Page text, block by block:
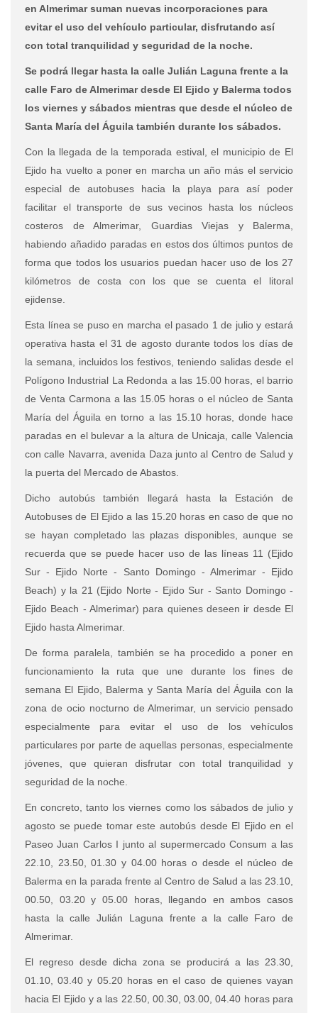
en Almerimar suman nuevas incorporaciones para
evitar el uso del vehículo particular, disfrutando así
con total tranquilidad y seguridad de la noche.
Se podrá llegar hasta la calle Julián Laguna frente a la
calle Faro de Almerimar desde El Ejido y Balerma todos
los viernes y sábados mientras que desde el núcleo de
Santa María del Águila también durante los sábados.
Con la llegada de la temporada estival, el municipio de El
Ejido ha vuelto a poner en marcha un año más el servicio
especial de autobuses hacia la playa para así poder
facilitar el transporte de sus vecinos hasta los núcleos
costeros de Almerimar, Guardias Viejas y Balerma,
habiendo añadido paradas en estos dos últimos puntos de
forma que todos los usuarios puedan hacer uso de los 27
kilómetros de costa con los que se cuenta el litoral
ejidense.
Esta línea se puso en marcha el pasado 1 de julio y estará
operativa hasta el 31 de agosto durante todos los días de
la semana, incluidos los festivos, teniendo salidas desde el
Polígono Industrial La Redonda a las 15.00 horas, el barrio
de Venta Carmona a las 15.05 horas o el núcleo de Santa
María del Águila en torno a las 15.10 horas, donde hace
paradas en el bulevar a la altura de Unicaja, calle Valencia
con calle Navarra, avenida Daza junto al Centro de Salud y
la puerta del Mercado de Abastos.
Dicho autobús también llegará hasta la Estación de
Autobuses de El Ejido a las 15.20 horas en caso de que no
se hayan completado las plazas disponibles, aunque se
recuerda que se puede hacer uso de las líneas 11 (Ejido
Sur - Ejido Norte - Santo Domingo - Almerimar - Ejido
Beach) y la 21 (Ejido Norte - Ejido Sur - Santo Domingo -
Ejido Beach - Almerimar) para quienes deseen ir desde El
Ejido hasta Almerimar.
De forma paralela, también se ha procedido a poner en
funcionamiento la ruta que une durante los fines de
semana El Ejido, Balerma y Santa María del Águila con la
zona de ocio nocturno de Almerimar, un servicio pensado
especialmente para evitar el uso de los vehículos
particulares por parte de aquellas personas, especialmente
jóvenes, que quieran disfrutar con total tranquilidad y
seguridad de la noche.
En concreto, tanto los viernes como los sábados de julio y
agosto se puede tomar este autobús desde El Ejido en el
Paseo Juan Carlos I junto al supermercado Consum a las
22.10, 23.50, 01.30 y 04.00 horas o desde el núcleo de
Balerma en la parada frente al Centro de Salud a las 23.10,
00.50, 03.20 y 05.00 horas, llegando en ambos casos
hasta la calle Julián Laguna frente a la calle Faro de
Almerimar.
El regreso desde dicha zona se producirá a las 23.30,
01.10, 03.40 y 05.20 horas en el caso de quienes vayan
hacia El Ejido y a las 22.50, 00.30, 03.00, 04.40 horas para